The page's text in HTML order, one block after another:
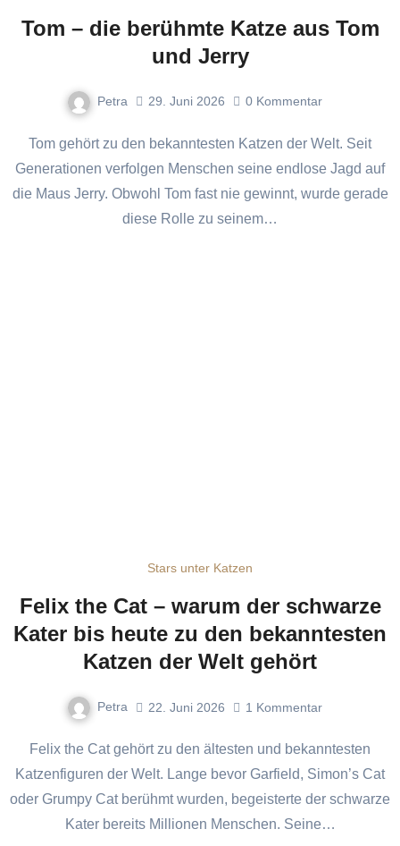
Tom – die berühmte Katze aus Tom
und Jerry
Petra 29. Juni 2026 0 Kommentar
Tom gehört zu den bekanntesten Katzen der Welt. Seit
Generationen verfolgen Menschen seine endlose Jagd auf
die Maus Jerry. Obwohl Tom fast nie gewinnt, wurde gerade
diese Rolle zu seinem…
Stars unter Katzen
Felix the Cat – warum der schwarze
Kater bis heute zu den bekanntesten
Katzen der Welt gehört
Petra 22. Juni 2026 1 Kommentar
Felix the Cat gehört zu den ältesten und bekanntesten
Katzenfiguren der Welt. Lange bevor Garfield, Simon’s Cat
oder Grumpy Cat berühmt wurden, begeisterte der schwarze
Kater bereits Millionen Menschen. Seine…